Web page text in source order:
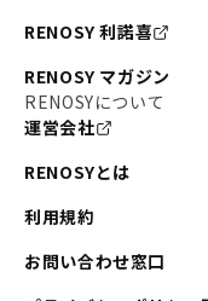
RENOSY 利諾喜
RENOSY マガジン
RENOSYについて
運営会社
RENOSYとは
利用規約
お問い合わせ窓口